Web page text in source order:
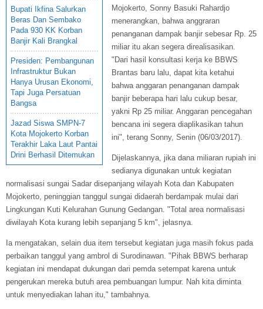
Bupati Ikfina Salurkan
Beras Dan Sembako
Pada 930 KK Korban
Banjir Kali Brangkal
Presiden: Pembangunan
Infrastruktur Bukan
Hanya Urusan Ekonomi,
Tapi Juga Persatuan
Bangsa
Jazad Siswa SMPN-7
Kota Mojokerto Korban
Terakhir Laka Laut Pantai
Drini Berhasil Ditemukan
Mojokerto, Sonny Basuki Rahardjo
menerangkan, bahwa anggraran
penanganan dampak banjir sebesar Rp. 25
miliar itu akan segera direalisasikan.
"Dari hasil konsultasi kerja ke BBWS
Brantas baru lalu, dapat kita ketahui
bahwa anggaran penanganan dampak
banjir beberapa hari lalu cukup besar,
yakni Rp 25 miliar. Anggaran pencegahan
bencana ini segera diaplikasikan tahun
ini", terang Sonny, Senin (06/03/2017).
Dijelaskannya, jika dana miliaran rupiah ini
sedianya digunakan untuk kegiatan
normalisasi sungai Sadar disepanjang wilayah Kota dan Kabupaten
Mojokerto, peninggian tanggul sungai didaerah berdampak mulai dari
Lingkungan Kuti Kelurahan Gunung Gedangan. "Total area normalisasi
diwilayah Kota kurang lebih sepanjang 5 km", jelasnya.
Ia mengatakan, selain dua item tersebut kegiatan juga masih fokus pada
perbaikan tanggul yang ambrol di Surodinawan. "Pihak BBWS berharap
kegiatan ini mendapat dukungan dari pemda setempat karena untuk
pengerukan mereka butuh area pembuangan lumpur. Nah kita diminta
untuk menyediakan lahan itu," tambahnya.